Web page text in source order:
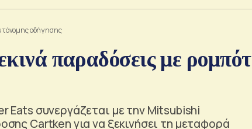
οδήγησης
παραδόσεις με ρομπότ
Eats συνεργάζεται με την Mitsubishi
Cartken για να ξεκινήσει τη μεταφορά